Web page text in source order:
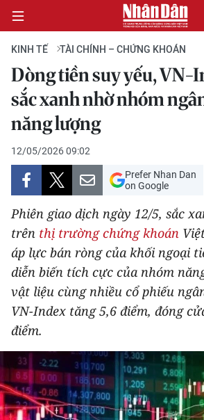
CHÍNH TRỊ
KINH TẾ
VĂN HÓA
XÃ HỘI
PHÁP LUẬT
DU LỊCH
THẾ GIỚI
THỂ THAO
GIÁO DỤC
Y TẾ
KINH TẾ TÀI CHÍNH – CHỨNG KHOÁN
Dòng tiền suy yếu, VN-
sắc xanh nhờ nhóm
năng lượng
12/05/2026 09:02
Prefer Nhan Dan
on Google
Phiên giao dịch ngày 12/5, sắc
trên thị trường chứng khoán
áp lực bán ròng của khối ngoại
diễn biến tích cực của nhóm
vật liệu cùng nhiều cổ phiếu
VN-Index tăng 5,6 điểm, đóng
điểm.